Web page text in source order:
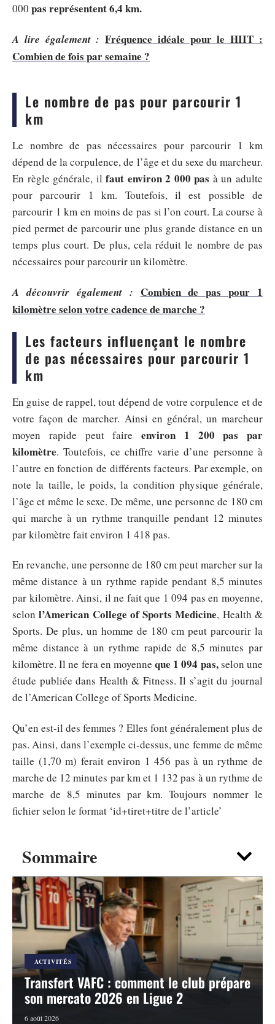
Sommaire
ACTIVITÉS
Transfert VAFC : comment le club prépare
son mercato 2026 en Ligue 2
6 août 2026
000 pas représentent 6,4 km.
A lire également : Fréquence idéale pour le HIIT :
Combien de fois par semaine ?
Le nombre de pas pour parcourir 1
km
Le nombre de pas nécessaires pour parcourir 1 km
dépend de la corpulence, de l’âge et du sexe du marcheur.
En règle générale, il faut environ 2 000 pas à un adulte
pour parcourir 1 km. Toutefois, il est possible de
parcourir 1 km en moins de pas si l’on court. La course à
pied permet de parcourir une plus grande distance en un
temps plus court. De plus, cela réduit le nombre de pas
nécessaires pour parcourir un kilomètre.
A découvrir également : Combien de pas pour 1
kilomètre selon votre cadence de marche ?
Les facteurs influençant le nombre
de pas nécessaires pour parcourir 1
km
En guise de rappel, tout dépend de votre corpulence et de
votre façon de marcher. Ainsi en général, un marcheur
moyen rapide peut faire environ 1 200 pas par
kilomètre. Toutefois, ce chiffre varie d’une personne à
l’autre en fonction de différents facteurs. Par exemple, on
note la taille, le poids, la condition physique générale,
l’âge et même le sexe. De même, une personne de 180 cm
qui marche à un rythme tranquille pendant 12 minutes
par kilomètre fait environ 1 418 pas.
En revanche, une personne de 180 cm peut marcher sur la
même distance à un rythme rapide pendant 8,5 minutes
par kilomètre. Ainsi, il ne fait que 1 094 pas en moyenne,
selonl’American College of Sports Medicine, Health &
Sports. De plus, un homme de 180 cm peut parcourir la
même distance à un rythme rapide de 8,5 minutes par
kilomètre. Il ne fera en moyenne que 1 094 pas,selon une
étude publiée dans Health & Fitness. Il s’agit du journal
de l’American College of Sports Medicine.
Qu’en est-il des femmes ? Elles font généralement plus de
pas. Ainsi, dans l’exemple ci-dessus, une femme de même
taille (1,70 m) ferait environ 1 456 pas à un rythme de
marche de 12 minutes par km et 1 132 pas à un rythme de
marche de 8,5 minutes par km. Toujours nommer le
fichier selon le format ‘id+tiret+titre de l’article’